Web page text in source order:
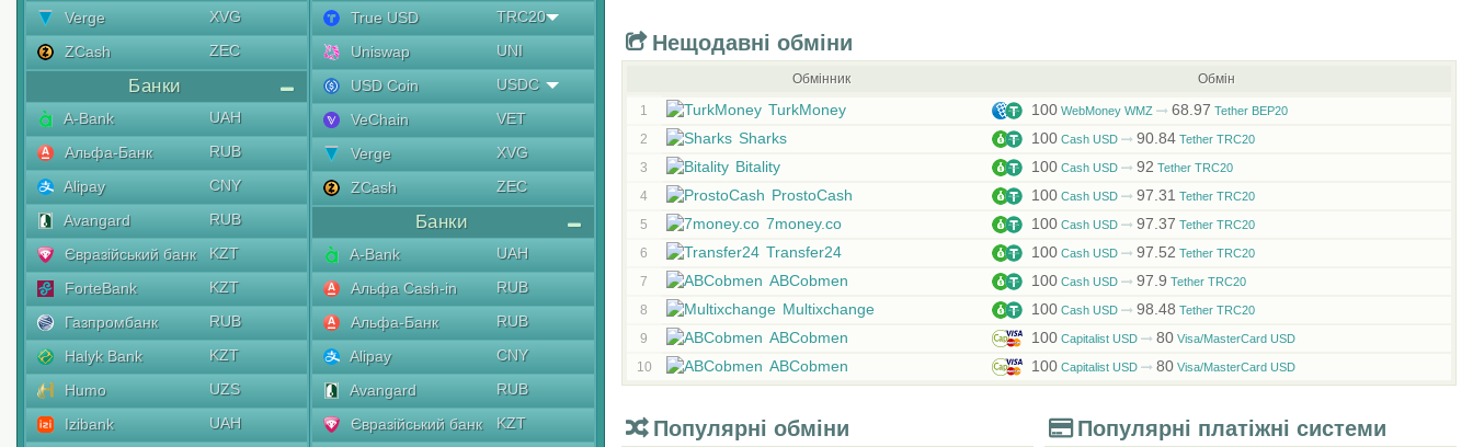
Verge
XVG
ZCash
ZEC
Банки
A-Bank
UAH
Альфа-Банк
RUB
Alipay
CNY
Avangard
RUB
Євразійський банк
KZT
ForteBank
KZT
Газпромбанк
RUB
Halyk Bank
KZT
Humo
UZS
Izibank
UAH
True USD
TRC20
Uniswap
UNI
USD Coin
USDC
VeChain
VET
Verge
XVG
ZCash
ZEC
Банки
A-Bank
UAH
Альфа Cash-in
RUB
Альфа-Банк
RUB
Alipay
CNY
Avangard
RUB
Євразійський банк
KZT
Нещодавні обміни
Обмінник Обмін
1 TurkMoney 100WebMoney WMZ 68.97 Tether BEP20
2 Sharks 100Cash USD 90.84Tether TRC20
3 Bitality 100Cash USD 92 Tether TRC20
4 ProstoCash 100Cash USD 97.31 Tether TRC20
5 7money.co 100Cash USD 97.37 Tether TRC20
6 Transfer24 100Cash USD 97.52 Tether TRC20
7 ABCobmen 100Cash USD 97.9 Tether TRC20
8 Multixchange 100Cash USD 98.48 Tether TRC20
9 ABCobmen 100Capitalist USD 80Visa/MasterCard USD
10 ABCobmen 100Capitalist USD 80Visa/MasterCard USD
Популярні обміни Популярні платіжні системи